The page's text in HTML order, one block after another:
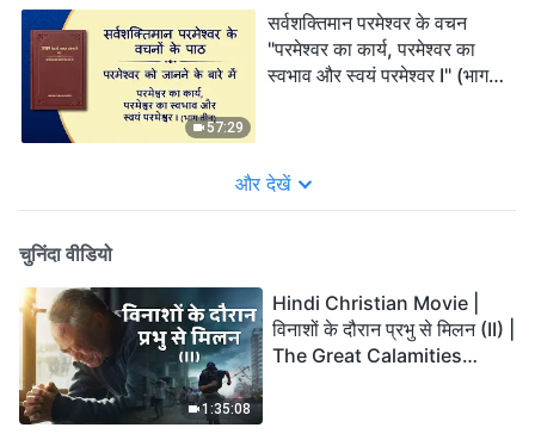
57:29
सर्वशक्तिमान परमेश्वर के वचन
"परमेश्वर का कार्य, परमेश्वर का
स्वभाव और स्वयं परमेश्वर I" (भाग
और देखें
चुनिंदा वीडियो
1:35:08
Hindi Christian Movie |
विनाशों के दौरान प्रभु से मिलन (II) |
The Great Calamities